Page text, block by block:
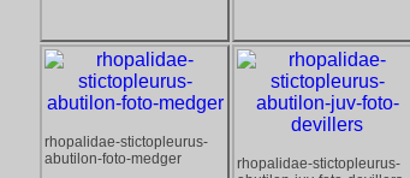
rhopalidae-stictopleurus-
abutilon-foto-medger
rhopalidae-stictopleurus-